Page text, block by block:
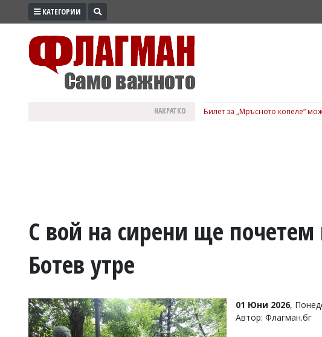
ПРОМО
ВОЙНАТА
УКРАЙНА
РАЗСЛЕДВАНЕ
БИЗНЕС
КАТЕГОРИИ
НАКРАТКО Билет за „Мръсното копеле“
С вой на сирени ще почетем
Ботев утре
01 Юни 2026,
Автор: Флагман.бг